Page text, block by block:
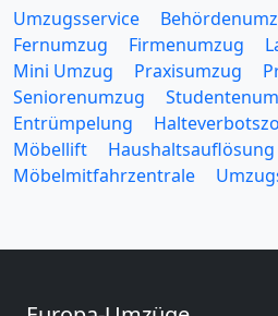
Umzugsservice
Fernumzug
Firmenumzug
Mini Umzug
Praxisumzug
Seniorenumzug
Entrümpelung
Möbellift
Haushaltsauflösung
Möbelmitfahrzentrale